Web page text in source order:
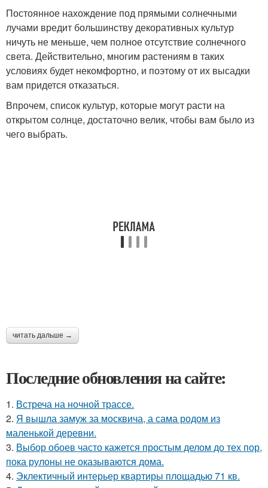
Постоянное нахождение под прямыми солнечными
лучами вредит большинству декоративных культур
ничуть не меньше, чем полное отсутствие солнечного
света. Действительно, многим растениям в таких
условиях будет некомфортно, и поэтому от их высадки
вам придется отказаться.
Впрочем, список культур, которые могут расти на
открытом солнце, достаточно велик, чтобы вам было из
чего выбрать.
читать дальше →
Последние обновления на сайте:
1. Встреча на ночной трассе.
2. Я вышла замуж за москвича, а сама родом из
маленькой деревни.
3. Выбор обоев часто кажется простым делом до тех пор,
пока рулоны не оказываются дома.
4. Эклектичный интерьер квартиры площадью 71 кв.